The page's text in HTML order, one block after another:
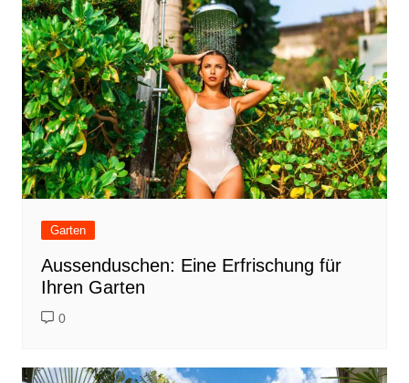
Garten
Aussenduschen: Eine Erfrischung für
Ihren Garten
0